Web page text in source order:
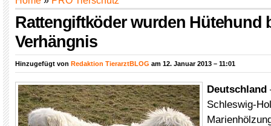
Rattengiftköder wurden Hütehund
Verhängnis
Hinzugefügt von Redaktion TierarztBLOG am 12. Januar 2013 – 11:01
Deutschland
Schleswig-